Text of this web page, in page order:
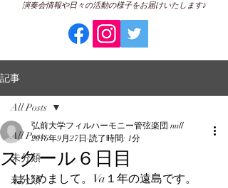
演奏会情報や日々の活動の様子をお届けいたします♪
記事
All Posts
未分類
未分類
All Posts
スクール６日目
弘前大学フィルハーモニー管弦楽団 null
2016年9月27日 読了時間: 1分
はじめまして。Va１年の遠島です。